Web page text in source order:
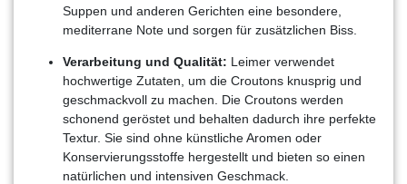
Suppen und anderen Gerichten eine besondere,
mediterrane Note und sorgen für zusätzlichen Biss.
Verarbeitung und Qualität: Leimer verwendet
hochwertige Zutaten, um die Croutons knusprig und
geschmackvoll zu machen. Die Croutons werden
schonend geröstet und behalten dadurch ihre perfekte
Textur. Sie sind ohne künstliche Aromen oder
Konservierungsstoffe hergestellt und bieten so einen
natürlichen und intensiven Geschmack.